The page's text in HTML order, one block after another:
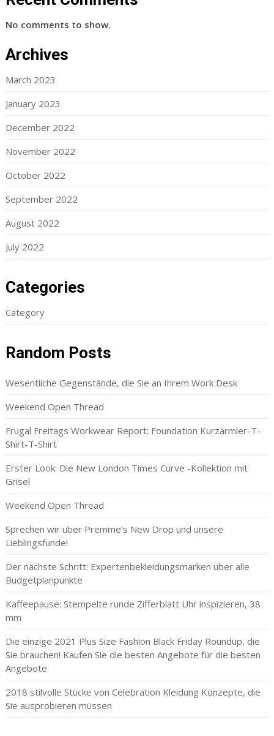
No comments to show.
Archives
March 2023
January 2023
December 2022
November 2022
October 2022
September 2022
August 2022
July 2022
Categories
Category
Random Posts
Wesentliche Gegenstände, die Sie an Ihrem Work Desk
Weekend Open Thread
Frugal Freitags Workwear Report: Foundation Kurzärmler-T-
Shirt-T-Shirt
Erster Look: Die New London Times Curve -Kollektion mit
Grisel
Weekend Open Thread
Sprechen wir über Premme’s New Drop und unsere
Lieblingsfunde!
Der nächste Schritt: Expertenbekleidungsmarken über alle
Budgetplanpunkte
Kaffeepause: Stempelte runde Zifferblatt Uhr inspizieren, 38
mm
Die einzige 2021 Plus Size Fashion Black Friday Roundup, die
Sie brauchen! Kaufen Sie die besten Angebote für die besten
Angebote
2018 stilvolle Stücke von Celebration Kleidung Konzepte, die
Sie ausprobieren müssen